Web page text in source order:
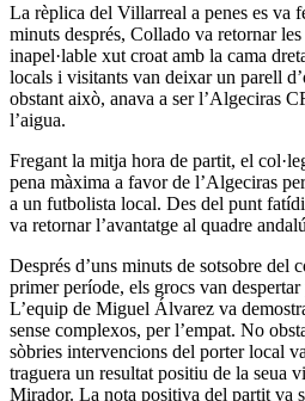
La rèplica del Villarreal a penes es va
minuts després, Collado va retornar
inapel·lable xut croat amb la cama
locals i visitants van deixar un parell
obstant això, anava a ser l’Algeciras
l’aigua.
Fregant la mitja hora de partit, el
pena màxima a favor de l’Algeciras
a un futbolista local. Des del punt
va retornar l’avantatge al quadre
Després d’uns minuts de sotsobre del
primer període, els grocs van
L’equip de Miguel Álvarez va
sense complexos, per l’empat. No
sòbries intervencions del porter local
traguera un resultat positiu de la seua
Mirador. La nota positiva del partit va